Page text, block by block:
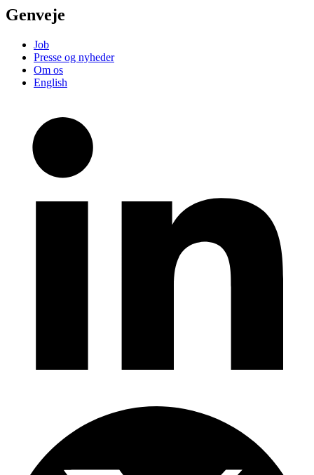
Genveje
Job
Presse og nyheder
Om os
English